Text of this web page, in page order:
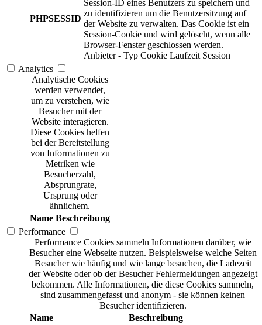
PHPSESSID
Session-ID eines Benutzers zu speichern und
zu identifizieren um die Benutzersitzung auf
der Website zu verwalten. Das Cookie ist ein
Session-Cookie und wird gelöscht, wenn alle
Browser-Fenster geschlossen werden.
Anbieter - Typ Cookie Laufzeit Session
Analytics
Analytische Cookies
werden verwendet,
um zu verstehen, wie
Besucher mit der
Website interagieren.
Diese Cookies helfen
bei der Bereitstellung
von Informationen zu
Metriken wie
Besucherzahl,
Absprungrate,
Ursprung oder
ähnlichem.
Name Beschreibung
Performance
Performance Cookies sammeln Informationen darüber, wie
Besucher eine Webseite nutzen. Beispielsweise welche Seiten
Besucher wie häufig und wie lange besuchen, die Ladezeit
der Website oder ob der Besucher Fehlermeldungen angezeigt
bekommen. Alle Informationen, die diese Cookies sammeln,
sind zusammengefasst und anonym - sie können keinen
Besucher identifizieren.
Name
Beschreibung